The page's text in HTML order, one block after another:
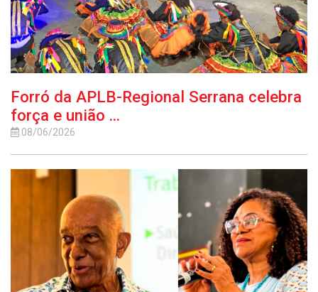
Forró da APLB-Regional Serrana celebra
força e união ...
08/06/2026